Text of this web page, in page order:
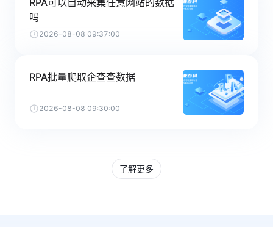
RPA可以自动采集任意网站的数据
吗
2026-08-08 09:37:00
RPA批量爬取企查查数据
2026-08-08 09:30:00
了解更多